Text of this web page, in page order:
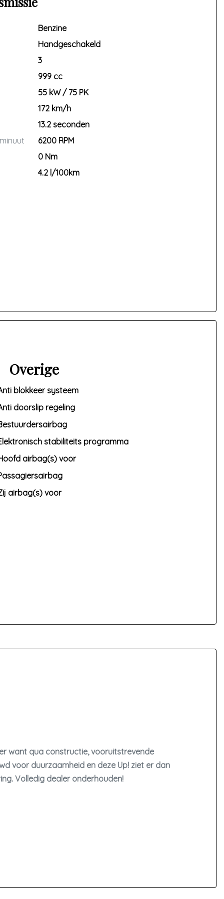
Benzine
Handgeschakeld
3
999 cc
55 kW / 75 PK
172 km/h
13.2 seconden
6200 RPM
0 Nm
4.2 l/100km
Overige
blokkeer systeem
doorslip regeling
stabiliteits programma
airbag(s) voor
airbag(s) voor
want qua constructie, vooruitstrevende
voor duurzaamheid en deze Up! ziet er dan
Volledig dealer onderhouden!